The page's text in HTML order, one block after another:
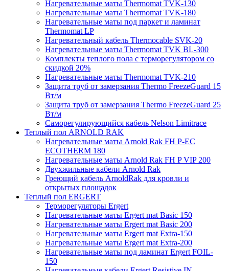
Нагревательные маты Thermomat TVK-130
Нагревательные маты Thermomat TVK-180
Нагревательные маты под паркет и ламинат
Thermomat LP
Нагревательный кабель Thermocable SVK-20
Нагревательные маты Thermomat TVK BL-300
Комплекты теплого пола с терморегулятором со
скидкой 20%
Нагревательные маты Thermomat TVK-210
Защита труб от замерзания Thermo FreezeGuard 15
Вт/м
Защита труб от замерзания Thermo FreezeGuard 25
Вт/м
Саморегулирующийся кабель Nelson Limitrace
Теплый пол ARNOLD RAK
Нагревательные маты Arnold Rak FH P-EC
ECOTHERM 180
Нагревательные маты Arnold Rak FH P VIP 200
Двухжильные кабели Arnold Rak
Греющий кабель ArnoldRak для кровли и
открытых площадок
Теплый пол ERGERT
Терморегуляторы Ergert
Нагревательные маты Ergert mat Basic 150
Нагревательные маты Ergert mat Basic 200
Нагревательные маты Ergert mat Extra-150
Нагревательные маты Ergert mat Extra-200
Нагревательные маты под ламинат Ergert FOIL-
150